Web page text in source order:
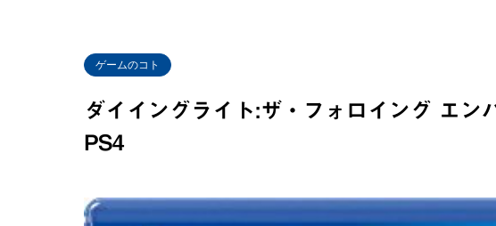
ゲームのコト
ダイイングライト:ザ・フォロイング エン
PS4